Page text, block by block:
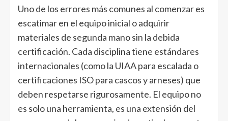
Uno de los errores más comunes al comenzar es
escatimar en el equipo inicial o adquirir
materiales de segunda mano sin la debida
certificación. Cada disciplina tiene estándares
internacionales (como la UIAA para escalada o
certificaciones ISO para cascos y arneses) que
deben respetarse rigurosamente. El equipo no
es solo una herramienta, es una extensión del